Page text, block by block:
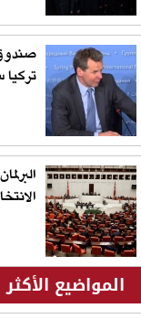
صندوق
المواضيع